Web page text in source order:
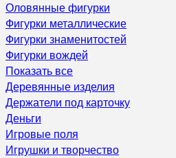
Оловянные фигурки
Фигурки металлические
Фигурки знаменитостей
Фигурки вождей
Показать все
Деревянные изделия
Держатели под карточку
Деньги
Игровые поля
Игрушки и творчество